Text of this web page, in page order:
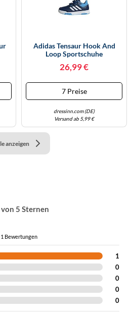
Adidas Tensaur Hook And
Loop Sportschuhe
26,99 €
7 Preise
dressinn.com (DE)
Versand ab 5,99 €
anzeigen
5 Sternen
1 Bewertungen
1
0
0
0
0